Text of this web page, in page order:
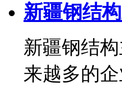
新疆钢结
新疆钢结
来越多的